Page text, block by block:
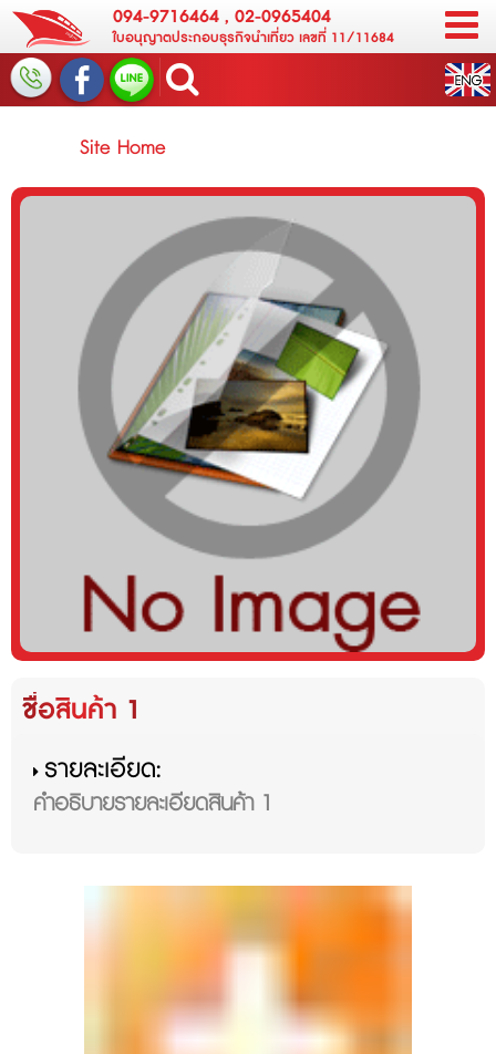
094-9716464, 02-0965404
ใบอนุญาตประกอบธุรกิจนำเที่ยว เลขที่ 11/11684
Site Home
ชื่อสินค้า 1
รายละเอียด:
คำอธิบายรายละเอียดสินค้า 1